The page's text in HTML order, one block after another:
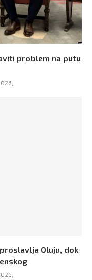
problem na putu
Oluju, dok